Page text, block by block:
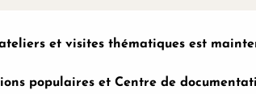
et visites thématiques est
populaires et Centre de